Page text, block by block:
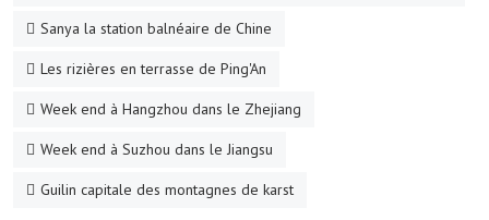
Sanya la station balnéaire de Chine
Les rizières en terrasse de Ping'An
Week end à Hangzhou dans le Zhejiang
Week end à Suzhou dans le Jiangsu
Guilin capitale des montagnes de karst